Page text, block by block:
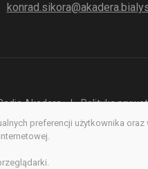
Akadera
Polityka
preferencji użytkownika oraz